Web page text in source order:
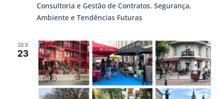
Consultoria e Gestão de Contratos. Segurança,
Ambiente e Tendências Futuras
SEX
23